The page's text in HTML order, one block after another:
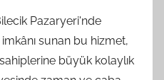
Pazaryeri'nde
sunan bu hizmet,
büyük kolaylık